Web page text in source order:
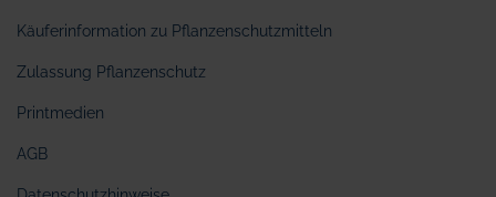
Käuferinformation zu Pflanzenschutzmitteln
Zulassung Pflanzenschutz
Printmedien
AGB